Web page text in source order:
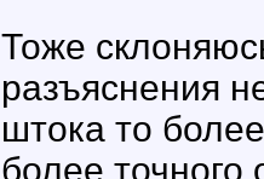
Тоже
разъяснения
штока то
более